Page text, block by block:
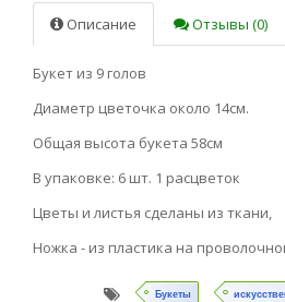
Описание Отзывы (0)
Букет из 9 голов
Диаметр цветочка около 14см.
Общая высота букета 58см
В упаковке: 6 шт. 1 расцветок
Цветы и листья сделаны из ткани,
Ножка - из пластика на
Букеты